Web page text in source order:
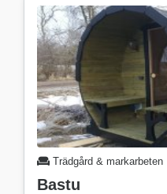
Trädgård & markarbeten
Bastu